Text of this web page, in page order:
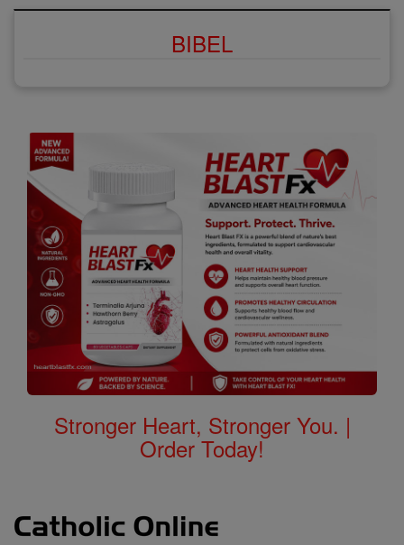
BIBEL
Stronger Heart, Stronger You. |
Order Today!